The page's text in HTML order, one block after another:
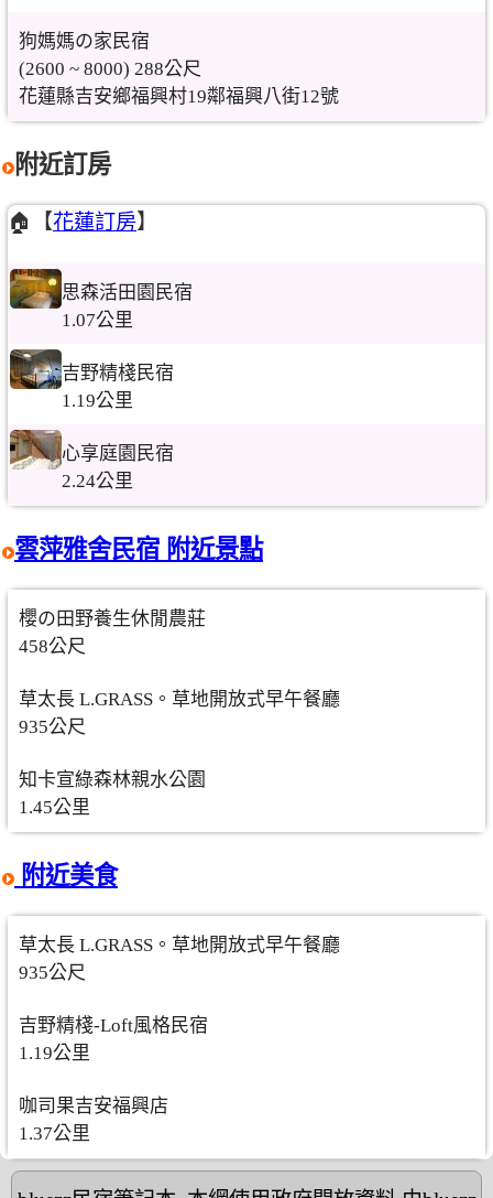
狗媽媽の家民宿
(2600 ~ 8000) 288公尺
花蓮縣吉安鄉福興村19鄰福興八街12號
附近訂房
🏠【花蓮訂房】
思森活田園民宿
1.07公里
吉野精棧民宿
1.19公里
心享庭園民宿
2.24公里
雲萍雅舍民宿 附近景點
櫻の田野養生休閒農莊
458公尺
草太長 L.GRASS。草地開放式早午餐廳
935公尺
知卡宣綠森林親水公園
1.45公里
附近美食
草太長 L.GRASS。草地開放式早午餐廳
935公尺
吉野精棧-Loft風格民宿
1.19公里
咖司果吉安福興店
1.37公里